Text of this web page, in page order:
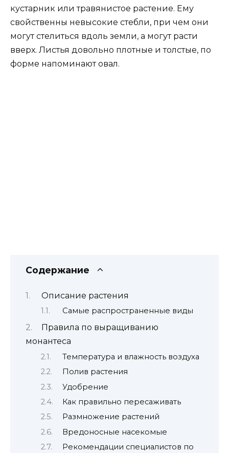
кустарник или травянистое растение. Ему
свойственны невысокие стебли, при чем они
могут стелиться вдоль земли, а могут расти
вверх. Листья довольно плотные и толстые, по
форме напоминают овал.
Содержание
Описание растения
Самые распространенные виды
Правила по выращиванию
монантеса
Температура и влажность воздуха
Полив растения
Удобрение
Как правильно пересаживать
Размножение растений
Вредоносные насекомые
Рекомендации специалистов по